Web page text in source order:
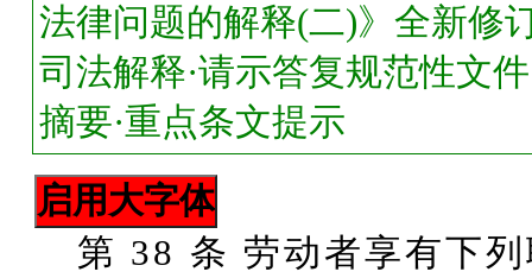
法律问题的解释(二)》全新修
司法解释·请示答复规范性文
摘要·重点条文提示
第 38 条 劳动者享有下